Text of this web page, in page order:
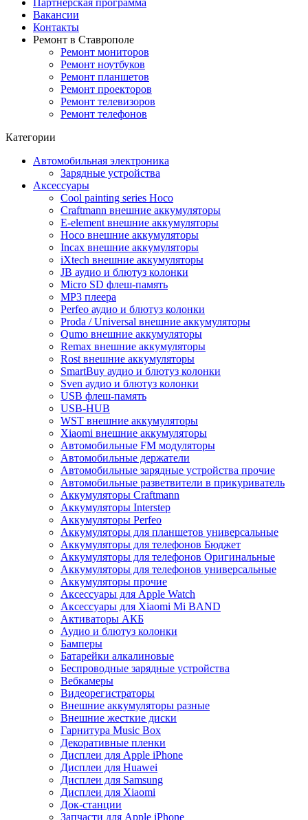
Вакансии
Контакты
Ремонт в Ставрополе
Ремонт мониторов
Ремонт ноутбуков
Ремонт планшетов
Ремонт проекторов
Ремонт телевизоров
Ремонт телефонов
Категории
Автомобильная электроника
Зарядные устройства
Аксессуары
Cool painting series Hoco
Craftmann внешние аккумуляторы
E-element внешние аккумуляторы
Hoco внешние аккумуляторы
Incax внешние аккумуляторы
iXtech внешние аккумуляторы
JB аудио и блютуз колонки
Micro SD флеш-память
MP3 плеера
Perfeo аудио и блютуз колонки
Proda / Universal внешние аккумуляторы
Qumo внешние аккумуляторы
Remax внешние аккумуляторы
Rost внешние аккумуляторы
SmartBuy аудио и блютуз колонки
Sven аудио и блютуз колонки
USB флеш-память
USB-HUB
WST внешние аккумуляторы
Xiaomi внешние аккумуляторы
Автомобильные FM модуляторы
Автомобильные держатели
Автомобильные зарядные устройства прочие
Автомобильные разветвители в прикуриватель
Аккумуляторы Craftmann
Аккумуляторы Interstep
Аккумуляторы Perfeo
Аккумуляторы для планшетов универсальные
Аккумуляторы для телефонов Бюджет
Аккумуляторы для телефонов Оригинальные
Аккумуляторы для телефонов универсальные
Аккумуляторы прочие
Аксессуары для Apple Watch
Аксессуары для Xiaomi Mi BAND
Активаторы АКБ
Аудио и блютуз колонки
Бамперы
Батарейки алкалиновые
Беспроводные зарядные устройства
Вебкамеры
Видеорегистраторы
Внешние аккумуляторы разные
Внешние жесткие диски
Гарнитура Music Box
Декоративные пленки
Дисплеи для Apple iPhone
Дисплеи для Huawei
Дисплеи для Samsung
Дисплеи для Xiaomi
Док-станции
Запчасти для Apple iPhone